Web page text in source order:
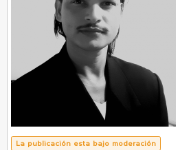
La publicación esta bajo moderación